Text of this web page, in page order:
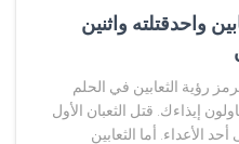
واحدقتلته واثنين
رؤية الثعابين في الحلم
إيذاءك. قتل الثعبان الأول
الأعداء. أما الثعابين